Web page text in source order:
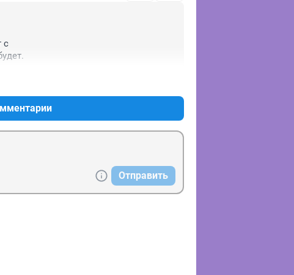
с
Отправить